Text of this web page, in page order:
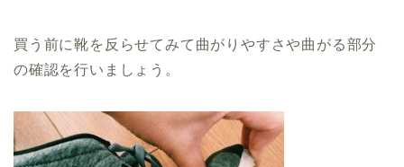
買う前に靴を反らせてみて曲がりやすさや曲がる部分
の確認を行いましょう。